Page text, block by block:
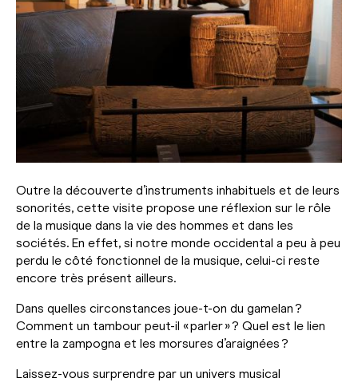
Outre la découverte d’instruments inhabituels et de leurs
sonorités, cette visite propose une réflexion sur le rôle
de la musique dans la vie des hommes et dans les
sociétés. En effet, si notre monde occidental a peu à peu
perdu le côté fonctionnel de la musique, celui-ci reste
encore très présent ailleurs.
Dans quelles circonstances joue-t-on du gamelan ?
Comment un tambour peut-il « parler » ? Quel est le lien
entre la zampogna et les morsures d’araignées ?
Laissez-vous surprendre par un univers musical